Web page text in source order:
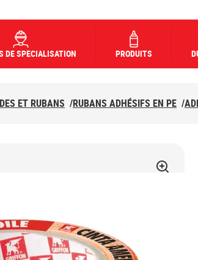
DE SPECIALISATION PRODUITS
ET RUBANS /RUBANS ADHÉSIFS EN PE /